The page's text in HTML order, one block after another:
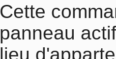
Cette
panneau
lieu